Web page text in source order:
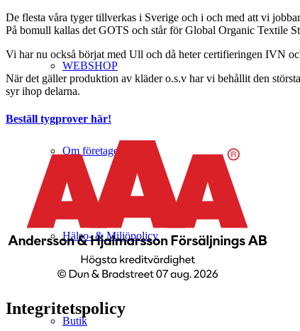
WEBSHOP
Om företaget
Hälso- & Miljöpolicy
Butik
De flesta våra tyger tillverkas i Sverige och i och med att vi
På bomull kallas det GOTS och står för Global Organic Textile
Vi har nu också börjat med Ull och då heter certifieringen IVN
När det gäller produktion av kläder o.s.v har vi behållit den
syr ihop delarna.
Beställ tygprover här!
Integritetspolicy